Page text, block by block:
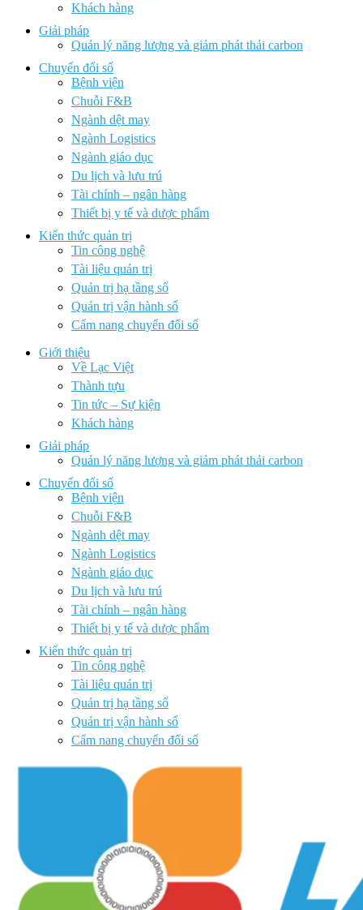
Khách hàng
Giải pháp
Quản lý năng lượng và giảm phát thải carbon
Chuyển đổi số
Bệnh viện
Chuỗi F&B
Ngành dệt may
Ngành Logistics
Ngành giáo dục
Du lịch và lưu trú
Tài chính – ngân hàng
Thiết bị y tế và dược phẩm
Kiến thức quản trị
Tin công nghệ
Tài liệu quản trị
Quản trị hạ tầng số
Quản trị vận hành số
Cẩm nang chuyển đổi số
Giới thiệu
Về Lạc Việt
Thành tựu
Tin tức – Sự kiện
Khách hàng
Giải pháp
Quản lý năng lượng và giảm phát thải carbon
Chuyển đổi số
Bệnh viện
Chuỗi F&B
Ngành dệt may
Ngành Logistics
Ngành giáo dục
Du lịch và lưu trú
Tài chính – ngân hàng
Thiết bị y tế và dược phẩm
Kiến thức quản trị
Tin công nghệ
Tài liệu quản trị
Quản trị hạ tầng số
Quản trị vận hành số
Cẩm nang chuyển đổi số